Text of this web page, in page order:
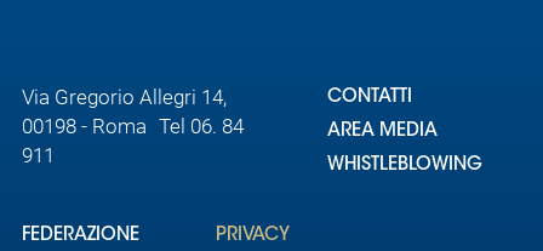
Via Gregorio Allegri 14,
00198 - Roma Tel 06. 84
911
CONTATTI
AREA MEDIA
WHISTLEBLOWING
FEDERAZIONE PRIVACY